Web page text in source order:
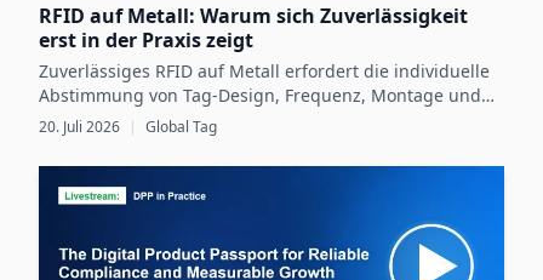
RFID auf Metall: Warum sich Zuverlässigkeit
erst in der Praxis zeigt
Zuverlässiges RFID auf Metall erfordert die individuelle
Abstimmung von Tag-Design, Frequenz, Montage und
Betriebsbedingungen sowie eine gründliche Validierung
im praktischen Einsatz.
20. Juli 2026 | Global Tag